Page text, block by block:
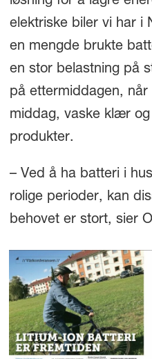
elektriske biler vi har i
en mengde brukte
en stor belastning på
på ettermiddagen,
middag, vaske klær
produkter.
– Ved å ha batteri i
rolige perioder, kan
behovet er stort, sier